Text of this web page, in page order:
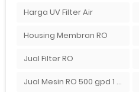
Harga UV Filter Air
Housing Membran RO
Jual Filter RO
Jual Mesin RO 500 gpd 1 Membran